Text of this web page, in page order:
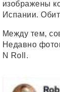
изображены
Испании.
Между тем,
Недавно
N Roll.